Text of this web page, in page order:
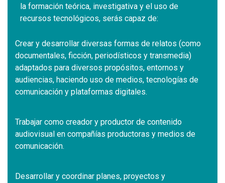
la formación teórica, investigativa y el uso de
recursos tecnológicos, serás capaz de:
Crear y desarrollar diversas formas de relatos (como
documentales, ficción, periodísticos y transmedia)
adaptados para diversos propósitos, entornos y
audiencias, haciendo uso de medios, tecnologías de
comunicación y plataformas digitales.
Trabajar como creador y productor de contenido
audiovisual en compañías productoras y medios de
comunicación.
Desarrollar y coordinar planes, proyectos y